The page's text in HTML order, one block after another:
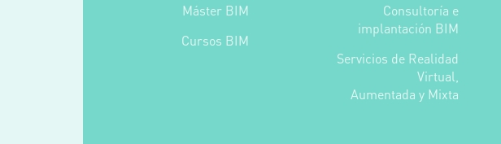
Máster BIM
Cursos BIM
Consultoría e
implantación BIM
Servicios de Realidad
Virtual,
Aumentada y Mixta